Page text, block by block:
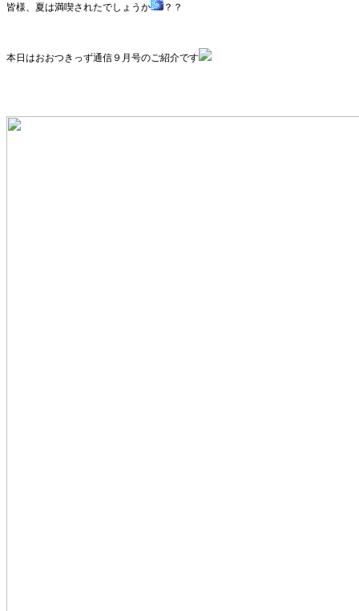
皆様、夏は満喫されたでしょうか ？？
本日はおおつきっず通信９月号のご紹介です